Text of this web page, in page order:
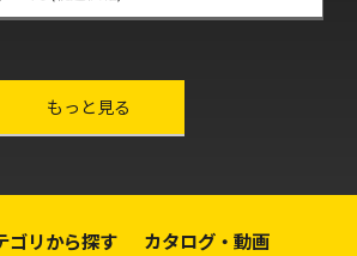
もっと見る
ゴリから探す カタログ・動画